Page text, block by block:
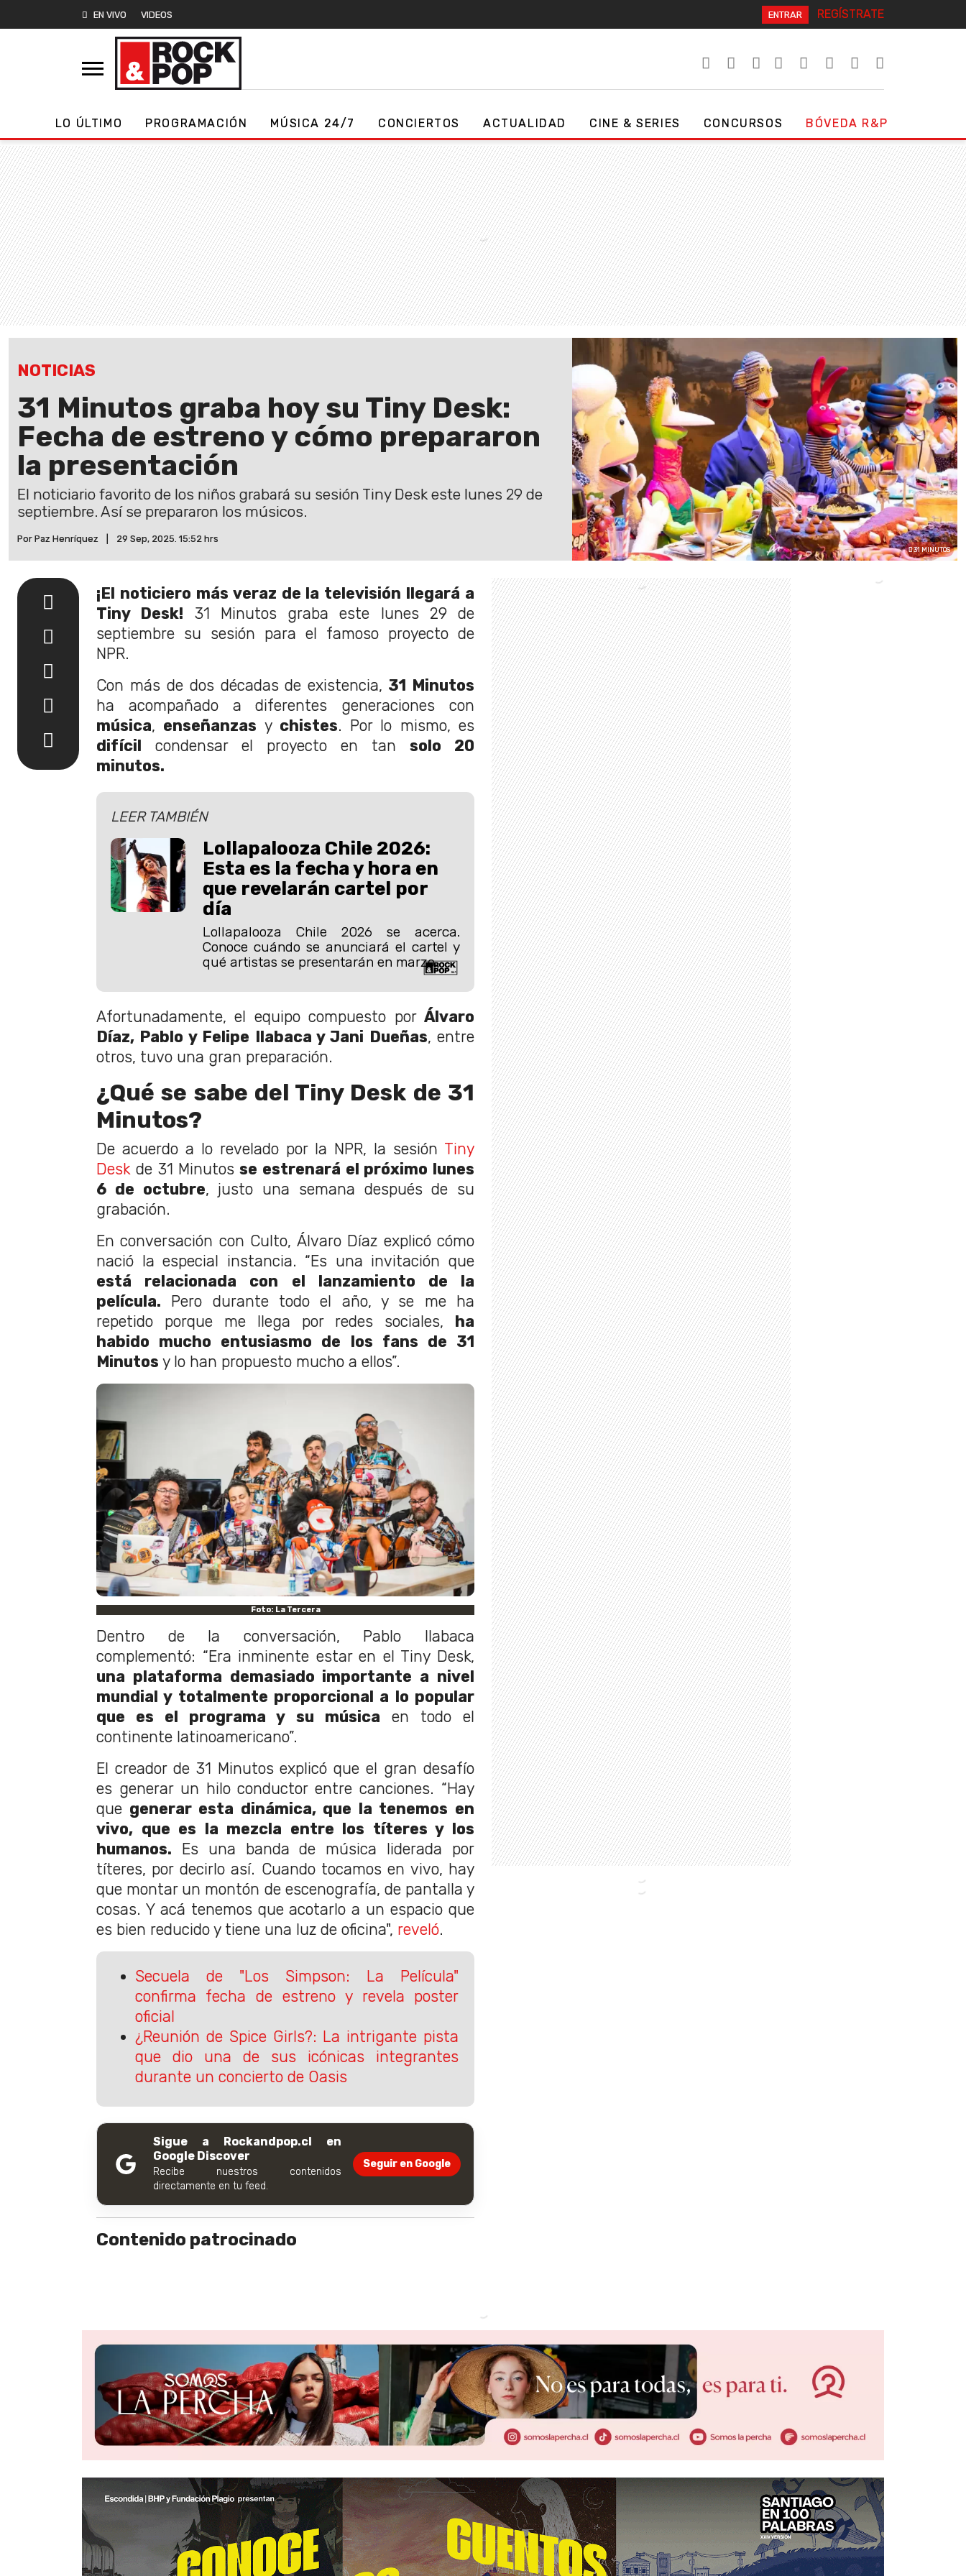
EN VIVO VIDEOS ENTRAR REGÍSTRATE
LO ÚLTIMO PROGRAMACIÓN MÚSICA 24/7 CONCIERTOS ACTUALIDAD CINE & SERIES CONCURSOS BÓVEDA R&P
NOTICIAS
31 Minutos graba hoy su Tiny Desk:
Fecha de estreno y cómo prepararon
la presentación
El noticiario favorito de los niños grabará su sesión Tiny Desk este lunes 29 de
septiembre. Así se prepararon los músicos.
Por Paz Henríquez 29 Sep, 2025. 15:52 hrs
31 MINUTOS
¡El noticiero más veraz de la televisión llegará a
Tiny Desk! 31 Minutos graba este lunes 29 de
septiembre su sesión para el famoso proyecto de
NPR.
Con más de dos décadas de existencia, 31 Minutos
ha acompañado a diferentes generaciones con
música, enseñanzas y chistes. Por lo mismo, es
difícil condensar el proyecto en tan solo 20
minutos.
LEER TAMBIÉN
Lollapalooza Chile 2026:
Esta es la fecha y hora en
que revelarán cartel por
día
Lollapalooza Chile 2026 se acerca.
Conoce cuándo se anunciará el cartel y
qué artistas se presentarán en marzo.
Afortunadamente, el equipo compuesto por Álvaro
Díaz, Pablo y Felipe Ilabaca y Jani Dueñas, entre
otros, tuvo una gran preparación.
¿Qué se sabe del Tiny Desk de 31
Minutos?
De acuerdo a lo revelado por la NPR, la sesión Tiny
Deskde 31 Minutos se estrenará el próximo lunes
6 de octubre, justo una semana después de su
grabación.
En conversación con Culto, Álvaro Díaz explicó cómo
nació la especial instancia. “Es una invitación que
está relacionada con el lanzamiento de la
película. Pero durante todo el año, y se me ha
repetido porque me llega por redes sociales, ha
habido mucho entusiasmo de los fans de 31
Minutos y lo han propuesto mucho a ellos”.
Foto: La Tercera
Dentro de la conversación, Pablo Ilabaca
complementó: “Era inminente estar en el Tiny Desk,
una plataforma demasiado importante a nivel
mundial y totalmente proporcional a lo popular
que es el programa y su música en todo el
continente latinoamericano”.
El creador de 31 Minutos explicó que el gran desafío
es generar un hilo conductor entre canciones. “Hay
que generar esta dinámica, que la tenemos en
vivo, que es la mezcla entre los títeres y los
humanos. Es una banda de música liderada por
títeres, por decirlo así. Cuando tocamos en vivo, hay
que montar un montón de escenografía, de pantalla y
cosas. Y acá tenemos que acotarlo a un espacio que
es bien reducido y tiene una luz de oficina", reveló.
Secuela de "Los Simpson: La Película"
confirma fecha de estreno y revela poster
oficial
¿Reunión de Spice Girls?: La intrigante pista
que dio una de sus icónicas integrantes
durante un concierto de Oasis
Sigue a Rockandpop.cl en
Google Discover
Recibe nuestros contenidos
directamente en tu feed.
Seguir en Google
Contenido patrocinado